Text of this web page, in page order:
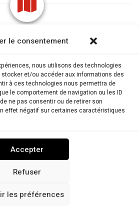
le consentement
nous utilisons des technologies
et/ou accéder aux informations des
à ces technologies nous permettra de
le comportement de navigation ou les ID
ne pas consentir ou de retirer son
effet négatif sur certaines caractéristiques
Accepter
Refuser
les préférences
2025. Tous droits réservés.
POLITIQUE DE CONFIDENTIALITÉ
(UE) NOUS CONTACTER